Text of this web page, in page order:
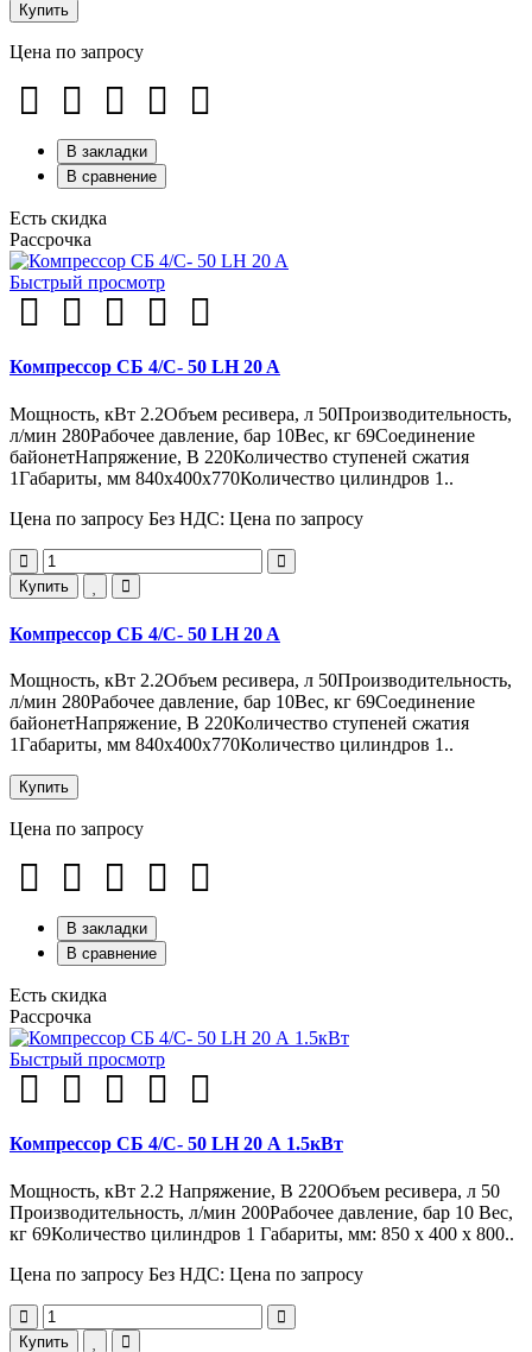
Купить
Цена по запросу
В закладки
В сравнение
Есть скидка
Рассрочка
Быстрый просмотр
Компрессор СБ 4/С- 50 LH 20 A
Мощность, кВт 2.2Объем ресивера, л 50Производительность,
л/мин 280Рабочее давление, бар 10Вес, кг 69Соединение
байонетНапряжение, В 220Количество ступеней сжатия
1Габариты, мм 840х400х770Количество цилиндров 1..
Цена по запросу Без НДС: Цена по запросу
Купить
Компрессор СБ 4/С- 50 LH 20 A
Мощность, кВт 2.2Объем ресивера, л 50Производительность,
л/мин 280Рабочее давление, бар 10Вес, кг 69Соединение
байонетНапряжение, В 220Количество ступеней сжатия
1Габариты, мм 840х400х770Количество цилиндров 1..
Купить
Цена по запросу
В закладки
В сравнение
Есть скидка
Рассрочка
Быстрый просмотр
Компрессор СБ 4/С- 50 LH 20 А 1.5кВт
Мощность, кВт 2.2 Напряжение, В 220Объем ресивера, л 50
Производительность, л/мин 200Рабочее давление, бар 10 Вес,
кг 69Количество цилиндров 1 Габариты, мм: 850 x 400 x 800..
Цена по запросу Без НДС: Цена по запросу
Купить